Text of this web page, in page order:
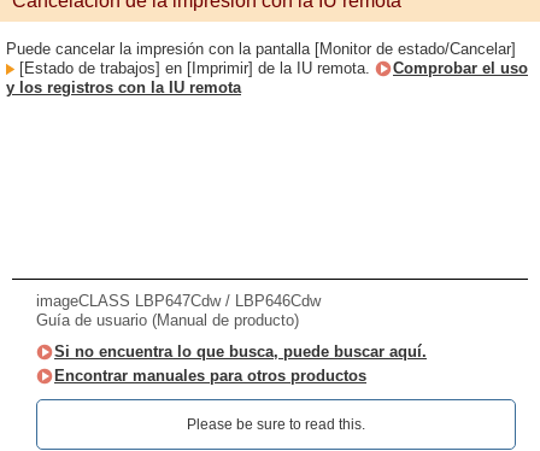
Puede cancelar la impresión con la pantalla [Monitor de estado/Cancelar]
[Estado de trabajos] en [Imprimir] de la IU remota.
Comprobar el uso
y los registros con la IU remota
imageCLASS LBP647Cdw / LBP646Cdw
Guía de usuario (Manual de producto)
Si no encuentra lo que busca, puede buscar aquí.
Encontrar manuales para otros productos
Please be sure to read this.‎